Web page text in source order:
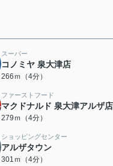
スーパー
コノミヤ 泉大津店
266ｍ（4分）
ファーストフード
マクドナルド 泉大津アルザ店
279ｍ（4分）
ショッピングセンター
アルザタウン
301ｍ（4分）